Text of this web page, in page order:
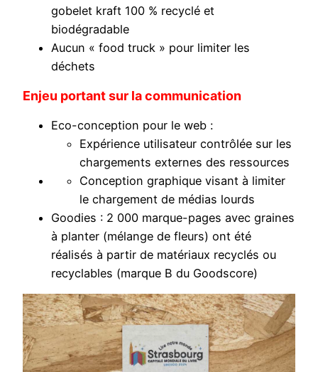
gobelet kraft 100 % recyclé et
biodégradable
Aucun « food truck » pour limiter les
déchets
Enjeu portant sur la communication
Eco-conception pour le web :
Expérience utilisateur contrôlée sur les
chargements externes des ressources
Conception graphique visant à limiter
le chargement de médias lourds
Goodies : 2 000 marque-pages avec graines
à planter (mélange de fleurs) ont été
réalisés à partir de matériaux recyclés ou
recyclables (marque B du Goodscore)